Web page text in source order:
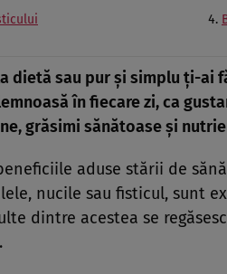
dietă sau pur şi simplu ţi-ai
în fiecare zi, ca
grăsimi sănătoase şi
aduse stării de
nucile sau fisticul, sunt
dintre acestea se